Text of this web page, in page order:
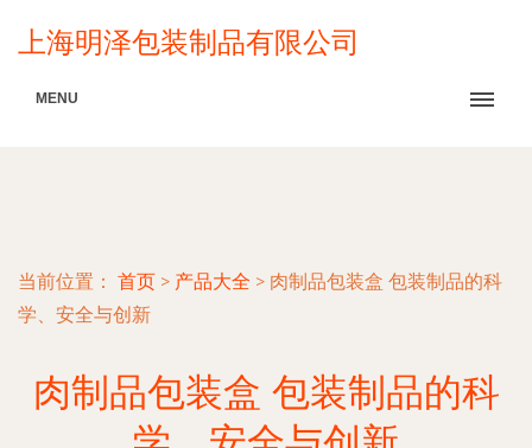
上海明泽包装制品有限公司
MENU
当前位置： 首页 > 产品大全 > 肉制品包装盒 包装制品的科
学、安全与创新
肉制品包装盒 包装制品的科